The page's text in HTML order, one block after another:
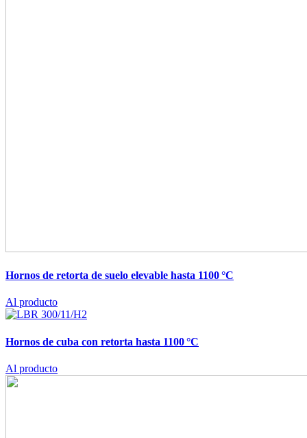
Hornos de retorta de suelo elevable hasta 1100 °C
Al producto
Hornos de cuba con retorta hasta 1100 °C
Al producto